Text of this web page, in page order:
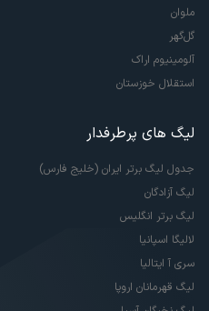
ملوان
گل‌گهر
آلومینیوم اراک
استقلال خوزستان
لیگ های پرطرفدار
جدول لیگ برتر ایران (خلیج فارس)
لیگ آزادگان
لیگ برتر انگلیس
لالیگا اسپانیا
سری آ ایتالیا
لیگ قهرمانان اروپا